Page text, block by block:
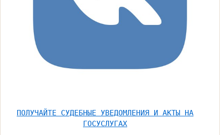
ПОЛУЧАЙТЕ СУДЕБНЫЕ УВЕДОМЛЕНИЯ И АКТЫ НА
ГОСУСЛУГАХ